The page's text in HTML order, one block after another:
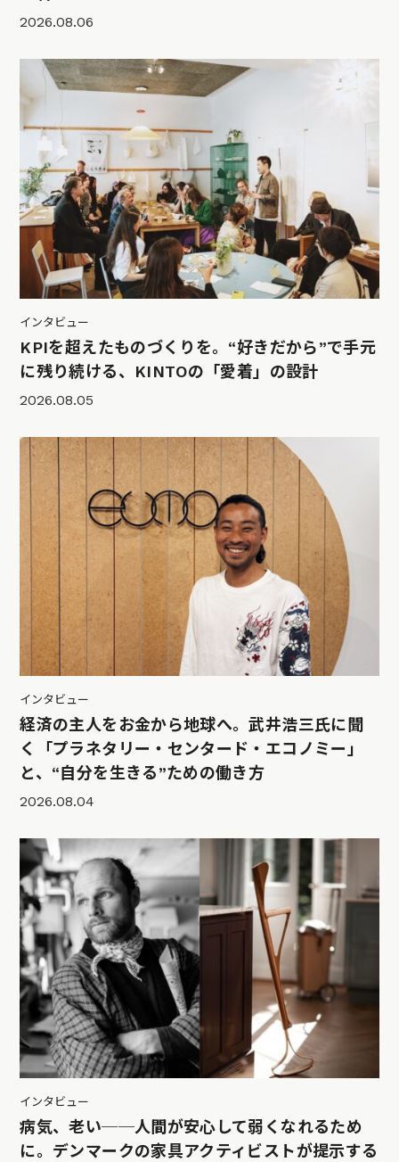
2026.08.06
インタビュー
KPIを超えたものづくりを。“好きだから”で手元
に残り続ける、KINTOの「愛着」の設計
2026.08.05
インタビュー
経済の主人をお金から地球へ。武井浩三氏に聞
く「プラネタリー・センタード・エコノミー」
と、“自分を生きる”ための働き方
2026.08.04
インタビュー
病気、老い──人間が安心して弱くなれるため
に。デンマークの家具アクティビストが提示する